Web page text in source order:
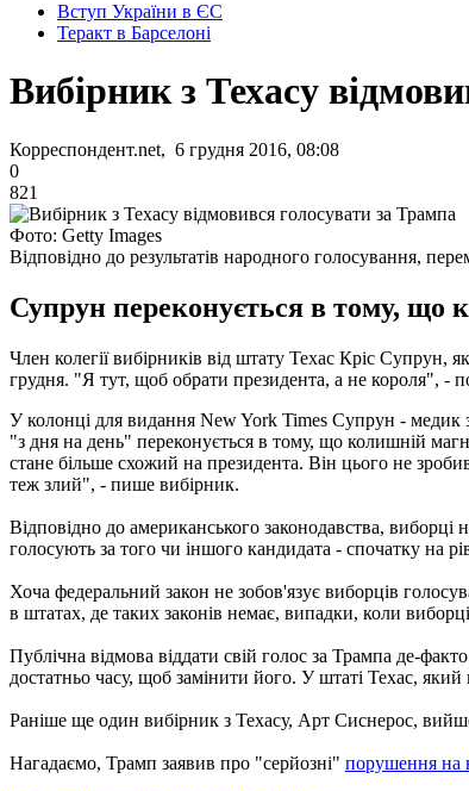
Вступ України в ЄС
Теракт в Барселоні
Вибірник з Техасу
Корреспондент.net, 6 грудня 2016, 08:08
0
821
Фото: Getty Images
Відповідно до результатів народного голосування,
Супрун переконується в тому, що
Член колегії вибірників від штату Техас Кріс Супрун,
грудня. "Я тут, щоб обрати президента, а не короля", -
У колонці для видання New York Times Супрун -
"з дня на день" переконується в тому, що колишній
стане більше схожий на президента. Він цього не
теж злий", - пише вибірник.
Відповідно до американського законодавства, виборці
голосують за того чи іншого кандидата - спочатку на
Хоча федеральний закон не зобов'язує виборців
в штатах, де таких законів немає, випадки, коли
Публічна відмова віддати свій голос за Трампа де-
достатньо часу, щоб замінити його. У штаті Техас, який
Раніше ще один вибірник з Техасу, Арт Сиснерос,
Нагадаємо, Трамп заявив про "серйозні" порушення на